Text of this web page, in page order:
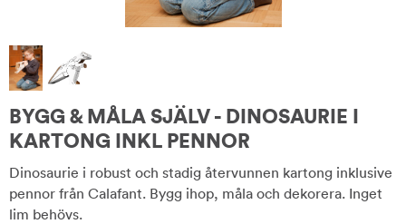
BYGG & MÅLA SJÄLV - DINOSAURIE I
KARTONG INKL PENNOR
Dinosaurie i robust och stadig återvunnen kartong inklusive
pennor från Calafant. Bygg ihop, måla och dekorera. Inget
lim behövs.